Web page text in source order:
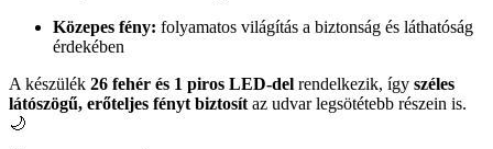
Közepes fény: folyamatos világítás a biztonság és láthatóság
érdekében
A készülék 26 fehér és 1 piros LED-del rendelkezik, így széles
látószögű, erőteljes fényt biztosít az udvar legsötétebb részein is.
🌙